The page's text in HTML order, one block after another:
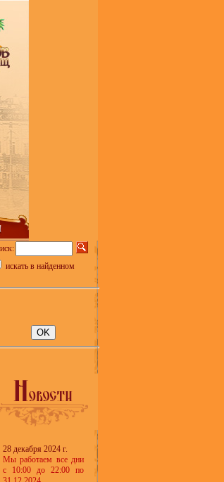
искать в найденном
28 декабря 2024 г.
Мы работаем все дни
с 10:00 до 22:00 по